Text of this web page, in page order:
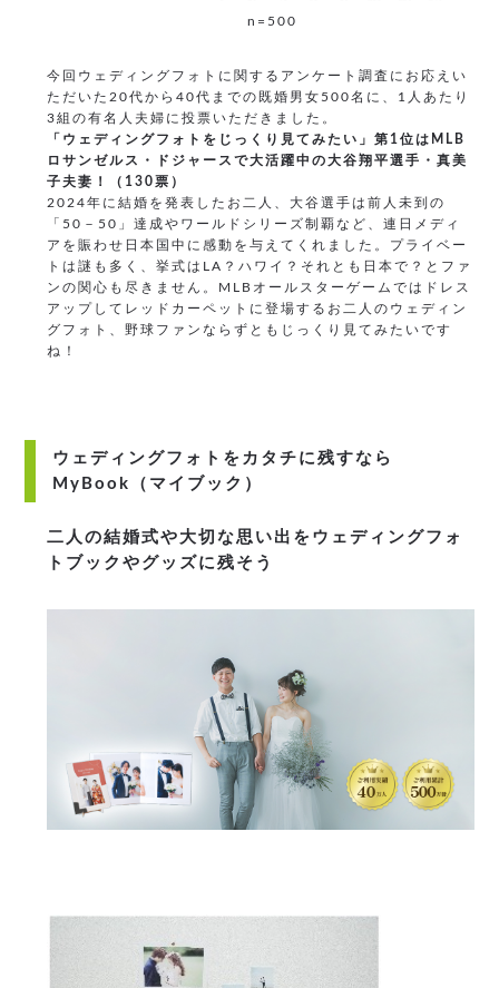
n=500
今回ウェディングフォトに関するアンケート調査にお応えい
ただいた20代から40代までの既婚男女500名に、1人あたり
3組の有名人夫婦に投票いただきました。
「ウェディングフォトをじっくり見てみたい」第1位はMLB
ロサンゼルス・ドジャースで大活躍中の大谷翔平選手・真美
子夫妻！（130票）
2024年に結婚を発表したお二人、大谷選手は前人未到の
「50－50」達成やワールドシリーズ制覇など、連日メディ
アを賑わせ日本国中に感動を与えてくれました。プライベー
トは謎も多く、挙式はLA？ハワイ？それとも日本で？とファ
ンの関心も尽きません。MLBオールスターゲームではドレス
アップしてレッドカーペットに登場するお二人のウェディン
グフォト、野球ファンならずともじっくり見てみたいです
ね！
ウェディングフォトをカタチに残すなら
MyBook（マイブック）
二人の結婚式や大切な思い出をウェディングフォ
トブックやグッズに残そう